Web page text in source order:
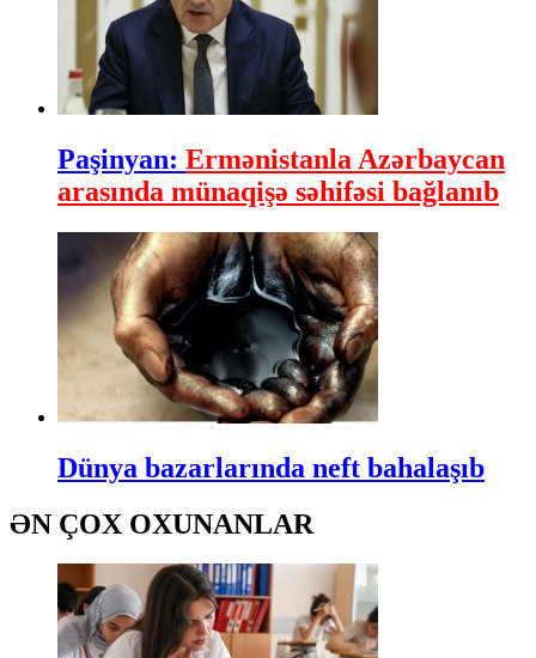
Paşinyan: Ermənistanla Azərbaycan
arasında münaqişə səhifəsi bağlanıb
Dünya bazarlarında neft bahalaşıb
ƏN ÇOX OXUNANLAR